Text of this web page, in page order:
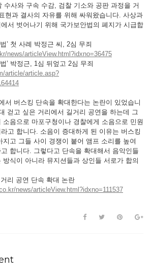
수사와 구속 수감, 검찰 기소와 공판 과정을 거
현과 결사의 자유를 위해 싸워왔습니다. 사상과
서 벗어나기 위해 국가보안법의 폐지가 시급합
’ 첫 사례 박정근 씨, 2심 무죄
news/articleView.html?idxno=36475
’ 박정근, 1심 뒤엎고 2심 무죄
article/article.asp?
서 버스킹 단속을 확대한다는 논란이 있었습니
걷고 싶은 거리에서 길거리 공연을 하는데 그
소음으로 마포구청이나 경찰에게 소음으로 민원
고 합니다. 소음이 증대하게 된 이유는 버스킹
지고 그들 사이 경쟁이 붙어 앰프 소리를 높여
합니다. 그렇다고 단속을 확대해서 음악인들
방식이 아니라 뮤지션들과 상인들 서로가 합의
리 공연 단속 확대 논란
news/articleView.html?idxno=111537